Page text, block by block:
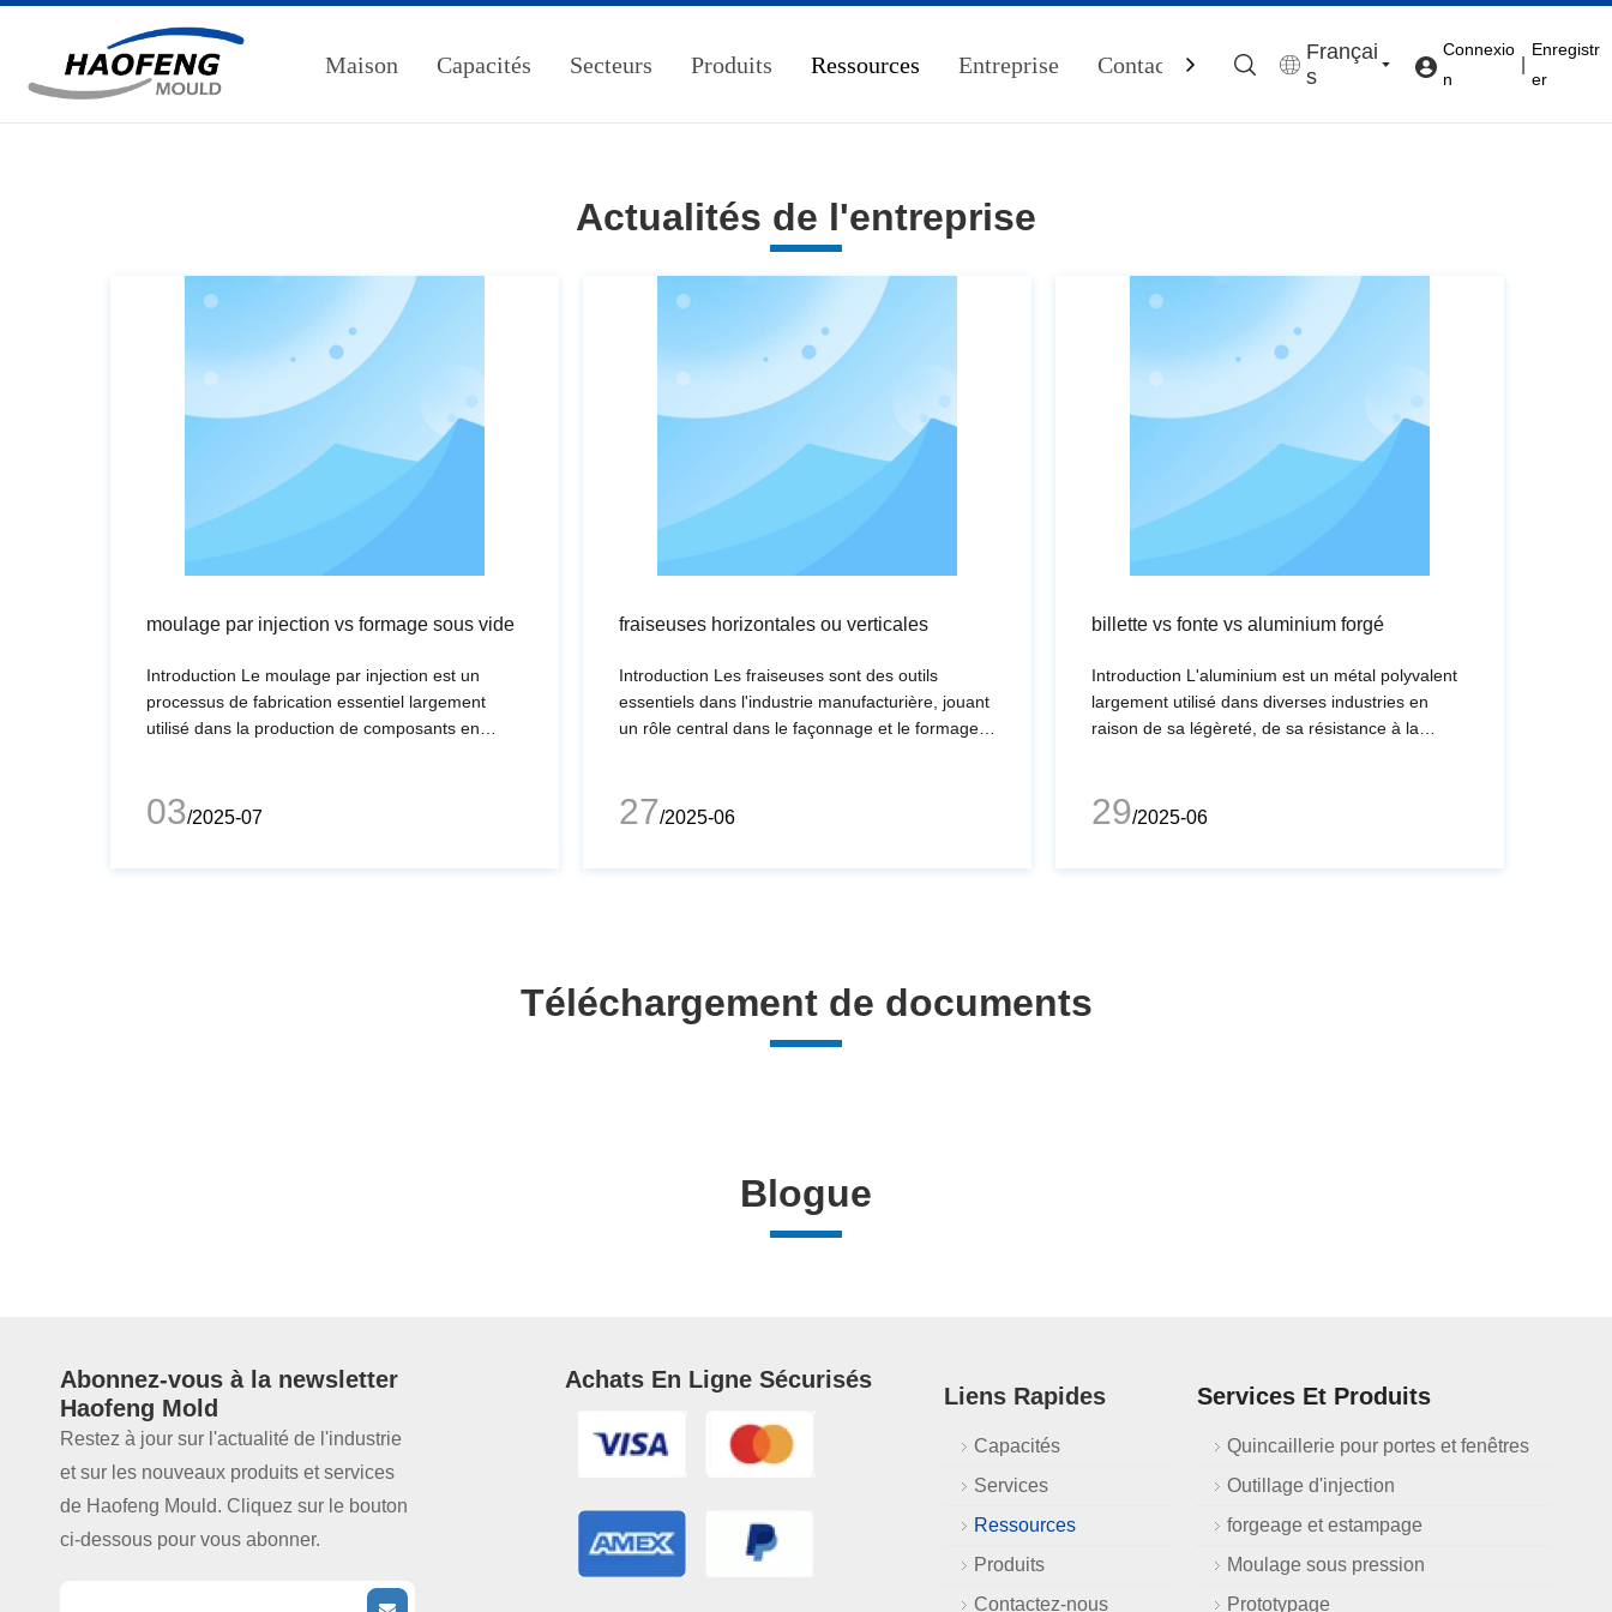
Maison Capacités Secteurs Produits Ressources Entreprise Contactez-Nous
Françai
s
Connexio
n
Enregistr
er
Actualités de l'entreprise
moulage par injection vs formage sous vide
Introduction Le moulage par injection est un
processus de fabrication essentiel largement
utilisé dans la production de composants en
indispensable dans la fabrication moderne, le
03/2025-07
fraiseuses horizontales ou verticales
Introduction Les fraiseuses sont des outils
essentiels dans l'industrie manufacturière, jouant
un rôle central dans le façonnage et le formage
horizontales et verticales. Comprendre les
27/2025-06
billette vs fonte vs aluminium forgé
Introduction L'aluminium est un métal polyvalent
largement utilisé dans diverses industries en
raison de sa légèreté, de sa résistance à la
billette, moulé et forgé est crucial pour les
29/2025-06
Téléchargement de documents
Blogue
Abonnez-vous à la newsletter
Haofeng Mold
Restez à jour sur l'actualité de l'industrie
et sur les nouveaux produits et services
de Haofeng Mould. Cliquez sur le bouton
ci-dessous pour vous abonner.
Achats En Ligne Sécurisés
Liens Rapides
Capacités
Services
Ressources
Produits
Contactez-nous
Services Et Produits
Quincaillerie pour portes et fenêtres
Outillage d'injection
forgeage et estampage
Moulage sous pression
Prototypage